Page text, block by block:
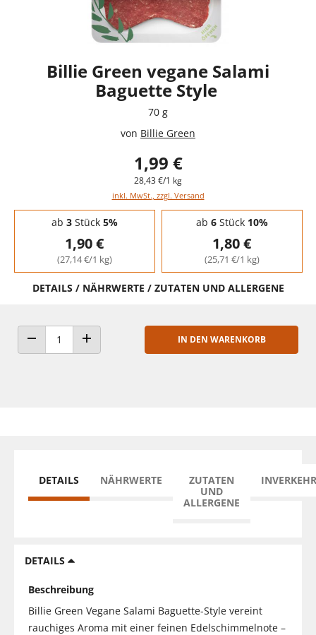
Billie Green vegane Salami
Baguette Style
70 g
von Billie Green
1,99 €
28,43 €/1 kg
inkl. MwSt., zzgl. Versand
Staffelpreise - Mengenrabatt
ab 3Stück 5%
1,90 €
(27,14 €/1 kg)
ab 6Stück 10%
1,80 €
(25,71 €/1 kg)
DETAILS / NÄHRWERTE / ZUTATEN UND ALLERGENE
ANZAHL VERRINGERNANZAHL ERHÖHEN
IN DEN WARENKORB
DETAILS NÄHRWERTE
ZUTATEN
UND
ALLERGENE
DETAILS
Beschreibung
Billie Green Vegane Salami Baguette-Style vereint
rauchiges Aroma mit einer feinen Edelschimmelnote –